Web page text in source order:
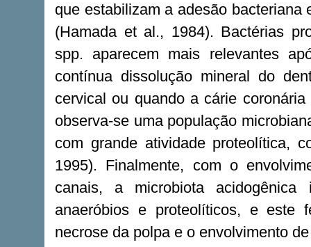
que estabilizam a adesão
(Hamada et al., 1984). Bactérias
spp. aparecem mais relevantes
contínua dissolução mineral do
cervical ou quando a cárie
observa-se uma população
com grande atividade proteolítica,
1995). Finalmente, com o
canais, a microbiota acidogênica
anaeróbios e proteolíticos, e este
necrose da polpa e o envolvimento